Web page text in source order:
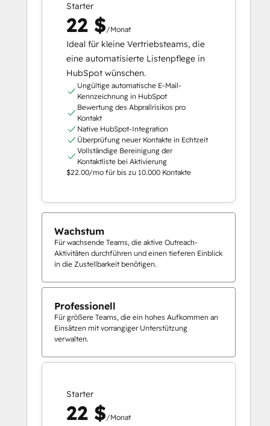
Starter
22 $/Monat
Ideal für kleine Vertriebsteams, die
eine automatisierte Listenpflege in
HubSpot wünschen.
Ungültige automatische E-Mail-
Kennzeichnung in HubSpot
Bewertung des Abprallrisikos pro
Kontakt
Native HubSpot-Integration
Überprüfung neuer Kontakte in Echtzeit
Vollständige Bereinigung der
Kontaktliste bei Aktivierung
$22.00/mo für bis zu 10.000 Kontakte
Wachstum
Für wachsende Teams, die aktive Outreach-
Aktivitäten durchführen und einen tieferen Einblick
in die Zustellbarkeit benötigen.
Professionell
Für größere Teams, die ein hohes Aufkommen an
Einsätzen mit vorrangiger Unterstützung
verwalten.
Starter
22 $/Monat